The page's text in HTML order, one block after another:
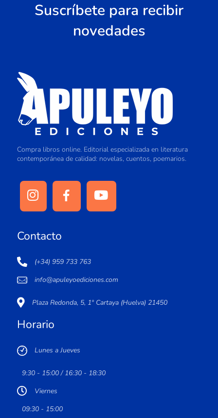
Suscríbete para recibir
novedades
Compra libros online. Editorial especializada en literatura
contemporánea de calidad: novelas, cuentos, poemarios.
Contacto
(+34) 959 733 763
info@apuleyoediciones.com
Plaza Redonda, 5, 1º Cartaya (Huelva) 21450
Horario
Lunes a Jueves
9:30 - 15:00 / 16:30 - 18:30
Viernes
09:30 - 15:00